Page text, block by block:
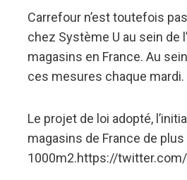
Carrefour n’est toutefois
chez Système U au sein de
magasins en France. Au
ces mesures chaque mardi.
Le projet de loi adopté,
magasins de France de plus
1000m2.https://